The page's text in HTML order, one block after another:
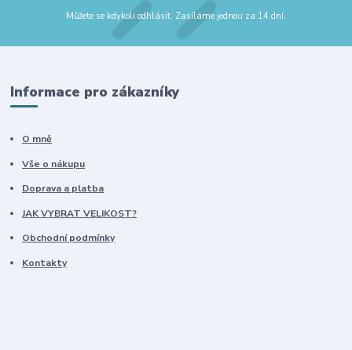
Můžete se kdykoli odhlásit. Zasíláme jednou za 14 dní.
Informace pro zákazníky
O mně
Vše o nákupu
Doprava a platba
JAK VYBRAT VELIKOST?
Obchodní podmínky
Kontakty